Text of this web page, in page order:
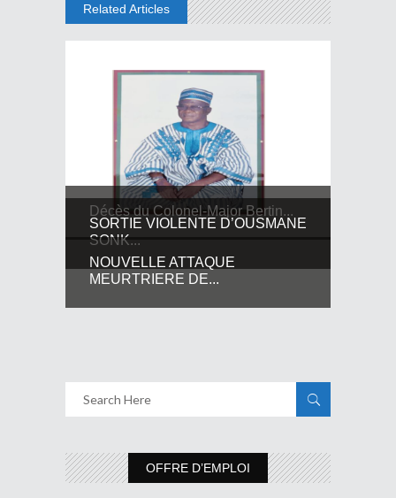
Related Articles
Décès du Colonel-Major Bertin...
SORTIE VIOLENTE D’OUSMANE
SONK...
NOUVELLE ATTAQUE
MEURTRIERE DE...
OFFRE D’EMPLOI